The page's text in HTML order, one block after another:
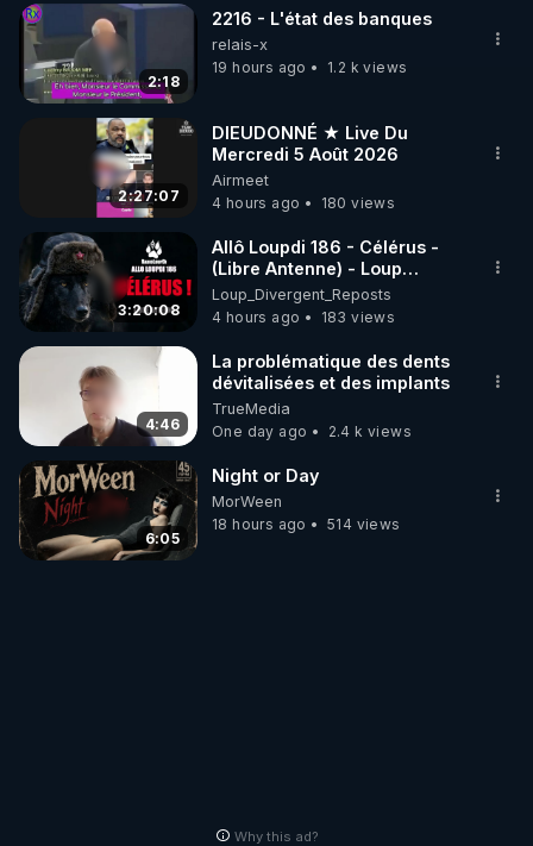
▶ 30 jours gratuit sur l’application de méditation et
de bien-être ENVOL :
Rendez-vous sur https://www.envol.app/code
le code : REGENERE
2:18
2216 - L'état des banques
relais-x
19 hours ago
1.2 k views
2:27:07
DIEUDONNÉ ★ Live Du
Mercredi 5 Août 2026
Airmeet
4 hours ago
180 views
3:20:08
Allô Loupdi 186 - Célérus -
(Libre Antenne) - Loup
Divergent 2026.08.06
Loup_Divergent_Reposts
4 hours ago
183 views
4:46
La problématique des dents
dévitalisées et des implants
TrueMedia
One day ago
2.4 k views
6:05
Night or Day
MorWeen
18 hours ago
514 views
Why this ad?